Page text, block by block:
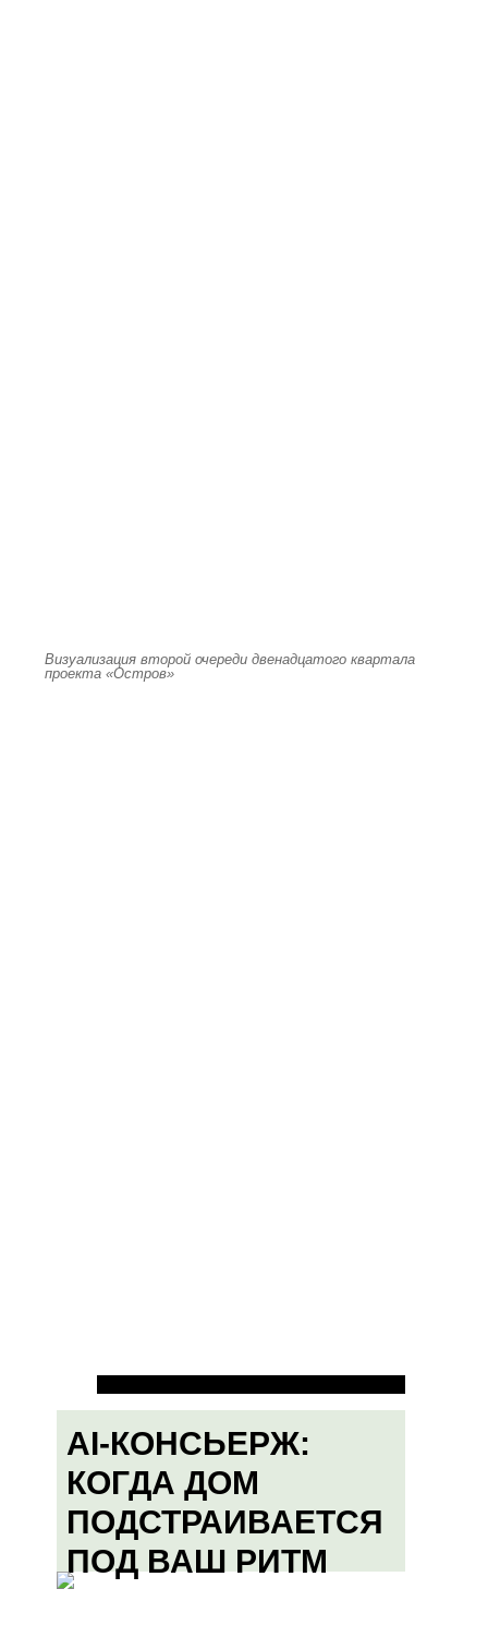
Визуализация второй очереди двенадцатого квартала
проекта «Остров»
AI-КОНСЬЕРЖ:
КОГДА ДОМ
ПОДСТРАИВАЕТСЯ
ПОД ВАШ РИТМ